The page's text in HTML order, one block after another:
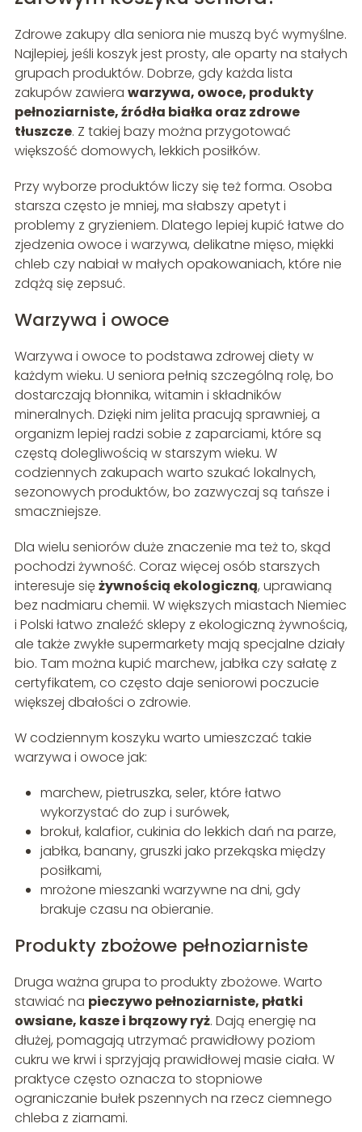
Zdrowe zakupy dla seniora nie muszą być wymyślne.
Najlepiej, jeśli koszyk jest prosty, ale oparty na stałych
grupach produktów. Dobrze, gdy każda lista
zakupów zawiera warzywa, owoce, produkty
pełnoziarniste, źródła białka oraz zdrowe
tłuszcze. Z takiej bazy można przygotować
większość domowych, lekkich posiłków.
Przy wyborze produktów liczy się też forma. Osoba
starsza często je mniej, ma słabszy apetyt i
problemy z gryzieniem. Dlatego lepiej kupić łatwe do
zjedzenia owoce i warzywa, delikatne mięso, miękki
chleb czy nabiał w małych opakowaniach, które nie
zdążą się zepsuć.
Warzywa i owoce
Warzywa i owoce to podstawa zdrowej diety w
każdym wieku. U seniora pełnią szczególną rolę, bo
dostarczają błonnika, witamin i składników
mineralnych. Dzięki nim jelita pracują sprawniej, a
organizm lepiej radzi sobie z zaparciami, które są
częstą dolegliwością w starszym wieku. W
codziennych zakupach warto szukać lokalnych,
sezonowych produktów, bo zazwyczaj są tańsze i
smaczniejsze.
Dla wielu seniorów duże znaczenie ma też to, skąd
pochodzi żywność. Coraz więcej osób starszych
interesuje siężywnością ekologiczną, uprawianą
bez nadmiaru chemii. W większych miastach Niemiec
i Polski łatwo znaleźć sklepy z ekologiczną żywnością,
ale także zwykłe supermarkety mają specjalne działy
bio. Tam można kupić marchew, jabłka czy sałatę z
certyfikatem, co często daje seniorowi poczucie
większej dbałości o zdrowie.
W codziennym koszyku warto umieszczać takie
warzywa i owoce jak:
marchew, pietruszka, seler, które łatwo
wykorzystać do zup i surówek,
brokuł, kalafior, cukinia do lekkich dań na parze,
jabłka, banany, gruszki jako przekąska między
posiłkami,
mrożone mieszanki warzywne na dni, gdy
brakuje czasu na obieranie.
Produkty zbożowe pełnoziarniste
Druga ważna grupa to produkty zbożowe. Warto
stawiać na pieczywo pełnoziarniste, płatki
owsiane, kasze i brązowy ryż. Dają energię na
dłużej, pomagają utrzymać prawidłowy poziom
cukru we krwi i sprzyjają prawidłowej masie ciała. W
praktyce często oznacza to stopniowe
ograniczanie bułek pszennych na rzecz ciemnego
chleba z ziarnami.